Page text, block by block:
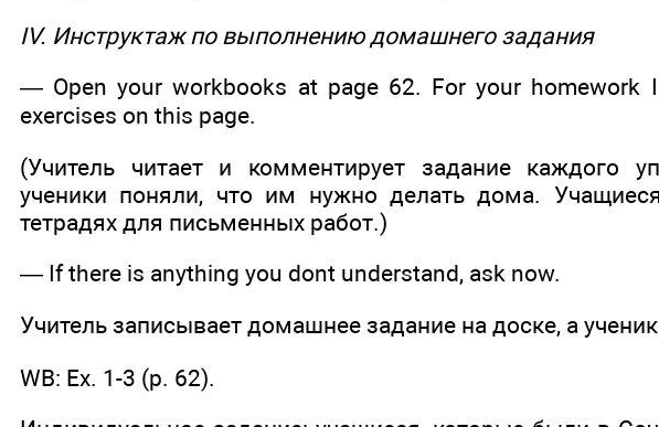
IV. Инструктаж по выполнению домашнего задания
— Open your workbooks at page 62. For your
exercises on this page.
(Учитель читает и комментирует задание каждого
ученики поняли, что им нужно делать дома.
тетрадях для письменных работ.)
— If there is anything you dont understand, ask now.
Учитель записывает домашнее задание на доске, а
WB: Ех. 1-3 (р. 62).